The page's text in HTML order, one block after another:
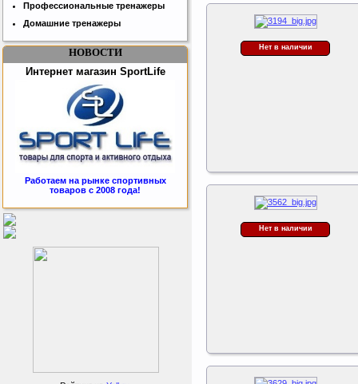
Нет в наличии
Нет в наличии
Профессиональные тренажеры
Домашние тренажеры
НОВОСТИ
Интернет магазин SportLife
Работаем на рынке спортивных
товаров с 2008 года!
SportLife